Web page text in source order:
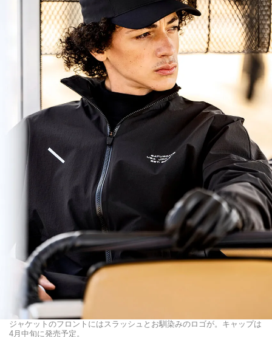
ジャケットのフロントにはスラッシュとお馴染みのロゴが。キャップは
4月中旬に発売予定。